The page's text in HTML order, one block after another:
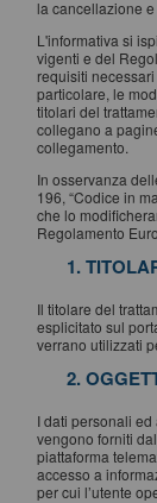
la cancellazione
L'informativa si
vigenti e del
requisiti
particolare, le
titolari del
collegano a
collegamento.
In osservanza
196, “Codice in
che lo
Regolamento
1.
Il titolare del
esplicitato sul
verrano utilizzati
2.
I dati personali
vengono forniti
piattaforma
accesso a
per cui l’utente